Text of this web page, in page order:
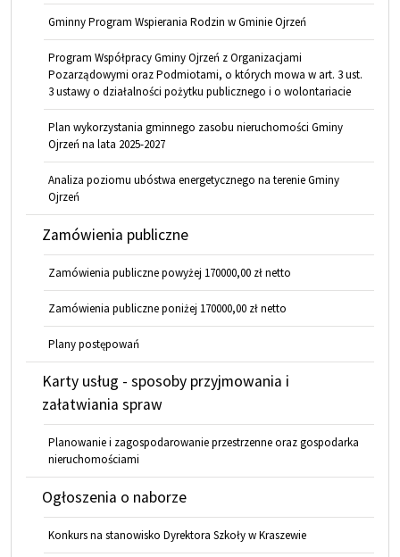
Gminny Program Wspierania Rodzin w Gminie Ojrzeń
Program Współpracy Gminy Ojrzeń z Organizacjami
Pozarządowymi oraz Podmiotami, o których mowa w art. 3 ust.
3 ustawy o działalności pożytku publicznego i o wolontariacie
Plan wykorzystania gminnego zasobu nieruchomości Gminy
Ojrzeń na lata 2025-2027
Analiza poziomu ubóstwa energetycznego na terenie Gminy
Ojrzeń
Zamówienia publiczne
Zamówienia publiczne powyżej 170000,00 zł netto
Zamówienia publiczne poniżej 170000,00 zł netto
Plany postępowań
Karty usług - sposoby przyjmowania i
załatwiania spraw
Planowanie i zagospodarowanie przestrzenne oraz gospodarka
nieruchomościami
Ogłoszenia o naborze
Konkurs na stanowisko Dyrektora Szkoły w Kraszewie